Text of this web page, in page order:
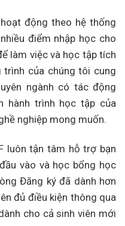
động theo hệ thống
điểm nhập học cho
làm việc và học tập tích
của chúng tôi cung
ngành có tác động
hành trình học tập của
nghiệp mong muốn.
luôn tận tâm hỗ trợ bạn
vào và học bổng học
Đăng ký đã dành hơn
đủ điều kiện thông qua
cho cả sinh viên mới